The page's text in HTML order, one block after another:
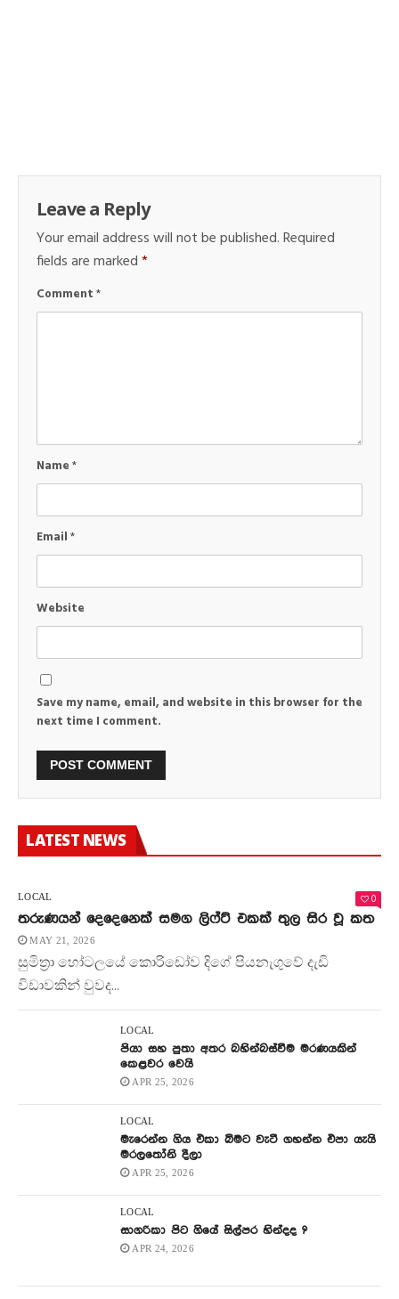
Leave a Reply
Your email address will not be published.Required
fields are marked*
Comment*
Name*
Email*
Website
Save my name, email, and website in this browser for the
next time I comment.
LATEST NEWS
LOCAL 0
තරුණයන් දෙදෙනෙක් සමග ලිෆ්ට් එකක් තුල සිර වූ කත
MAY 21, 2026
සුමිත්‍රා හෝටලයේ කොරිඩෝව දිගේ පියනැගුවේ දැඩි
විඩාවකින් වුවද...
LOCAL
පියා සහ පුතා අතර බහින්බස්වීම මරණයකින්
කෙළවර වෙයි
APR 25, 2026
LOCAL
මැරෙන්න ගිය එකා බිමට වැටී ගහන්න එපා යැයි
මරලතෝනි දීලා
APR 25, 2026
LOCAL
සාගරිකා පිට ගියේ සිල්පර හින්දද ?
APR 24, 2026